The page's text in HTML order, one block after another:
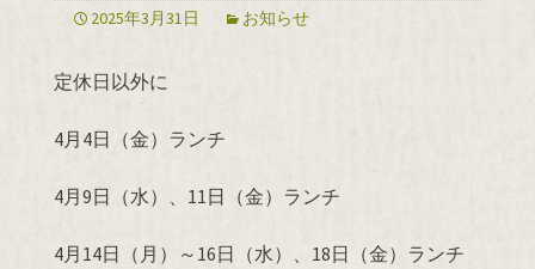
2025年3月31日 お知らせ
定休日以外に
4月4日（金）ランチ
4月9日（水）、11日（金）ランチ
4月14日（月）～16日（水）、18日（金）ランチ